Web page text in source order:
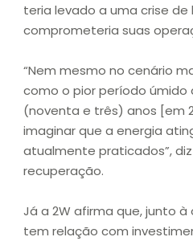
teria levado a uma crise de
comprometeria suas
“Nem mesmo no cenário
como o pior período úmido
(noventa e três) anos [em
imaginar que a energia
atualmente praticados”,
recuperação.
Já a 2W afirma que, junto à
tem relação com